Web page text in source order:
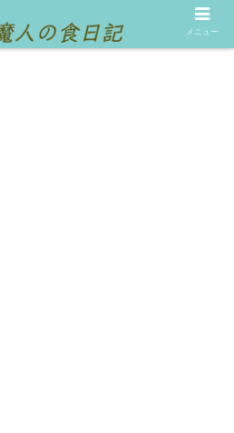
メニュー